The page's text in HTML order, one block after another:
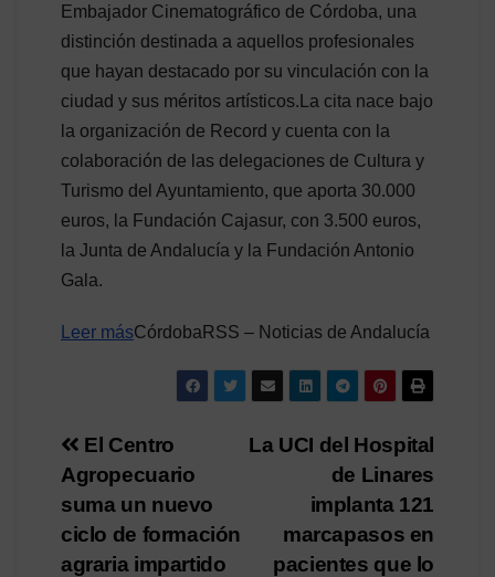
Embajador Cinematográfico de Córdoba, una
distinción destinada a aquellos profesionales
que hayan destacado por su vinculación con la
ciudad y sus méritos artísticos.La cita nace bajo
la organización de Record y cuenta con la
colaboración de las delegaciones de Cultura y
Turismo del Ayuntamiento, que aporta 30.000
euros, la Fundación Cajasur, con 3.500 euros,
la Junta de Andalucía y la Fundación Antonio
Gala.
Leer másCórdobaRSS – Noticias de Andalucía
Navegación
de
entradas
La UCI del Hospital
de Linares
implanta 121
marcapasos en
pacientes que lo
El Centro
Agropecuario
suma un nuevo
ciclo de formación
agraria impartido